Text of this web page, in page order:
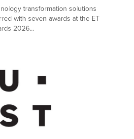
transformation solutions
with seven awards at the ET
2026...